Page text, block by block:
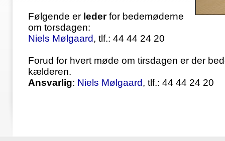
Følgende er lederfor bedemøderne
om torsdagen:
Niels Mølgaard, tlf.: 44 44 24 20
Forud for hvert møde om tirsdagen er der
kælderen.
Ansvarlig: Niels Mølgaard, tlf.: 44 44 24 20